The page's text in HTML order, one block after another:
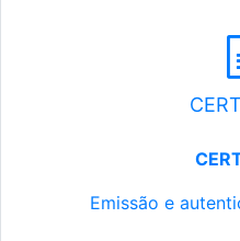
Emissão e